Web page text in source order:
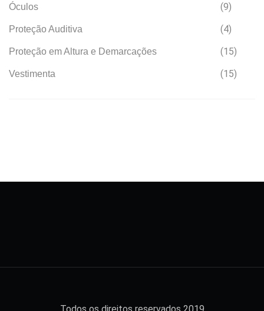
Óculos (9)
Proteção Auditiva (4)
Proteção em Altura e Demarcações (15)
Vestimenta (15)
Todos os direitos reservados 2019